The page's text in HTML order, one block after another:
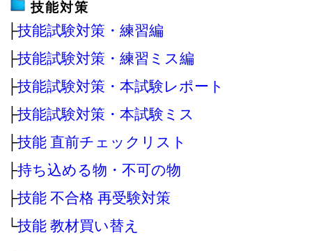
技能対策
├技能試験対策・練習編
├技能試験対策・練習ミス編
├技能試験対策・本試験レポート
├技能試験対策・本試験ミス
├技能 直前チェックリスト
├持ち込める物・不可の物
├技能 不合格 再受験対策
└技能 教材買い替え